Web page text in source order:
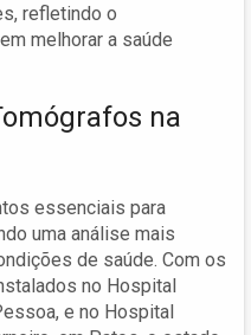
refletindo o
melhorar a saúde
na
essenciais para
uma análise mais
de saúde. Com os
no Hospital
e no Hospital